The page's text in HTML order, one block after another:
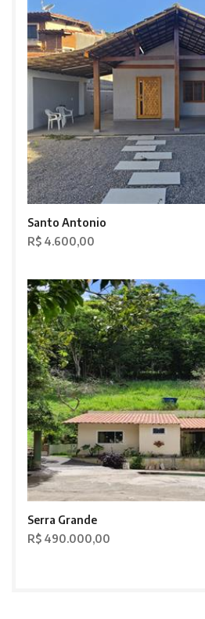
Santo Antonio
R$ 4.600,00
Serra Grande
R$ 490.000,00